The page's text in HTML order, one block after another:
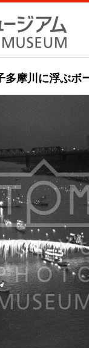
多摩川に浮ぶボ